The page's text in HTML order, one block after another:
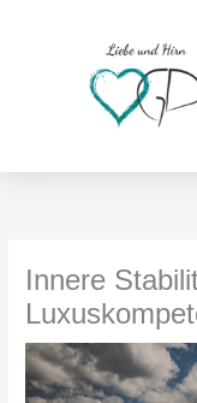
Innere